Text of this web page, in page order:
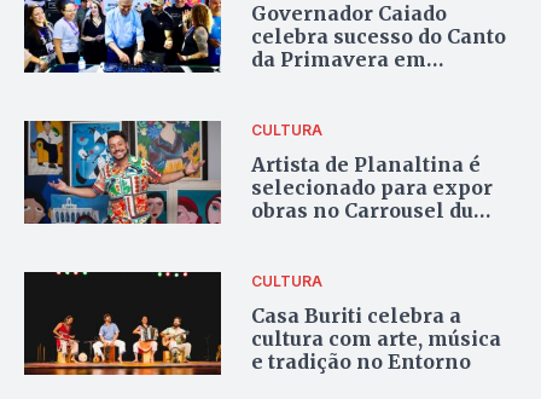
Governador Caiado
celebra sucesso do Canto
da Primavera em
CULTURA
Artista de Planaltina é
selecionado para expor
obras no Carrousel du
CULTURA
Casa Buriti celebra a
cultura com arte, música
e tradição no Entorno